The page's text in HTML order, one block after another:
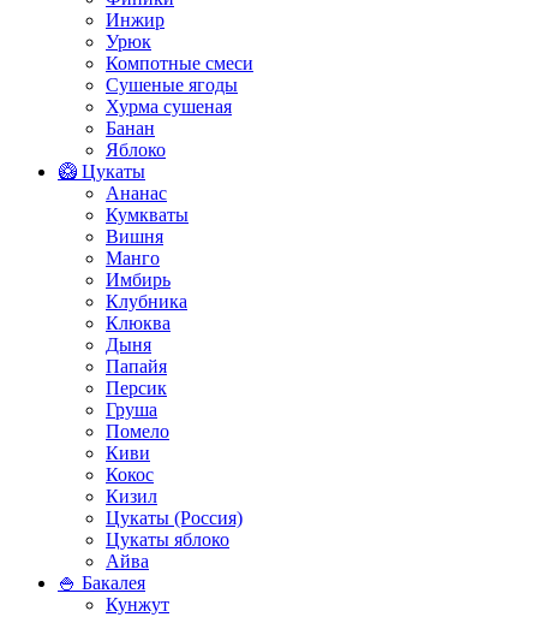
Инжир
Урюк
Компотные смеси
Сушеные ягоды
Хурма сушеная
Банан
Яблоко
🥝 Цукаты
Ананас
Кумкваты
Вишня
Манго
Имбирь
Клубника
Клюква
Дыня
Папайя
Персик
Груша
Помело
Киви
Кокос
Кизил
Цукаты (Россия)
Цукаты яблоко
Айва
🍚 Бакалея
Кунжут